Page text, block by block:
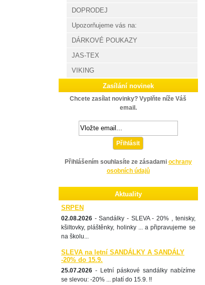
DOPRODEJ
Upozorňujeme vás na:
DÁRKOVÉ POUKAZY
JAS-TEX
VIKING
Zasílání novinek
Chcete zasílat novinky? Vyplňte níže Váš
email.
Přihlásit
Přihlášením souhlasíte ze zásadami ochrany
osobních údajů
Aktuality
SRPEN
02.08.2026 - Sandálky - SLEVA - 20% , tenisky,
kšiltovky, pláštěnky, holinky ... a připravujeme se
na školu...
SLEVA na letní SANDÁLKY A SANDÁLY
-20% do 15.9.
25.07.2026 - Letní páskové sandálky nabízíme
se slevou: -20% ... platí do 15.9. !!